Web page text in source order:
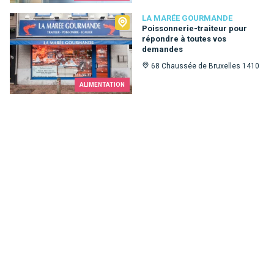
ALIMENTATION
LA MARÉE GOURMANDE
Poissonnerie-traiteur pour
répondre à toutes vos
demandes
68 Chaussée de Bruxelles 1410
La Marée Gourmande